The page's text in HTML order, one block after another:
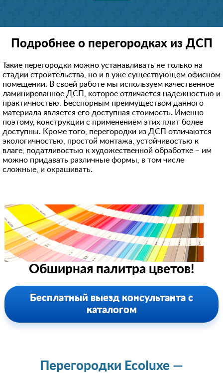
Подробнее о перегородках из ДСП
Такие перегородки можно устанавливать не только на
стадии строительства, но и в уже существующем офисном
помещении. В своей работе мы используем качественное
ламинированное ДСП, которое отличается надежностью и
практичностью. Бесспорным преимуществом данного
материала является его доступная стоимость. Именно
поэтому, конструкции с применением этих плит более
доступны. Кроме того, перегородки из ДСП отличаются
экологичностью, простой монтажа, устойчивостью к
влаге, податливостью к художественной обработке – им
можно придавать различные формы, в том числе
сложные, и окрашивать.
Обширная палитра цветов!
Бесплатный выезд консультанта с
каталогом
Перегородки Ecoluxe —